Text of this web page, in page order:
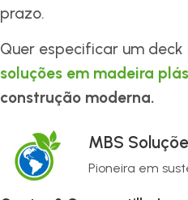
prazo.
Quer especificar um
soluções em madeira
construção moderna.
MBS
Pioneira em